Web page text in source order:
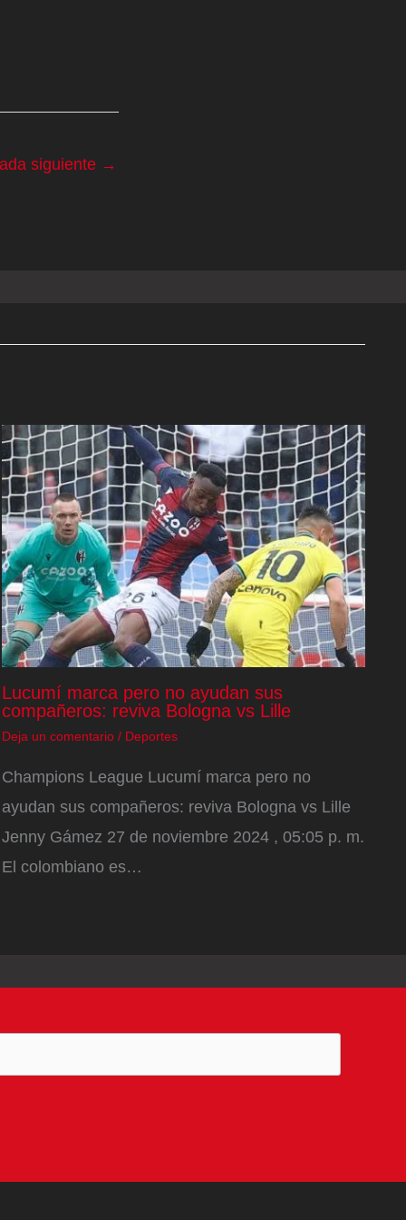
siguiente →
Lucumí marca pero no ayudan sus
compañeros: reviva Bologna vs Lille
Deja un comentario / Deportes
Champions League Lucumí marca pero no
ayudan sus compañeros: reviva Bologna vs Lille
Jenny Gámez 27 de noviembre 2024 , 05:05 p. m.
El colombiano es…